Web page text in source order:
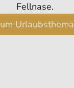
Fellnase.
Urlaubsthema